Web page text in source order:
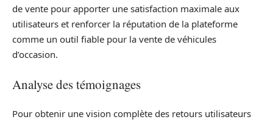
de vente pour apporter une satisfaction maximale aux
utilisateurs et renforcer la réputation de la plateforme
comme un outil fiable pour la vente de véhicules
d’occasion.
Analyse des témoignages
Pour obtenir une vision complète des retours utilisateurs